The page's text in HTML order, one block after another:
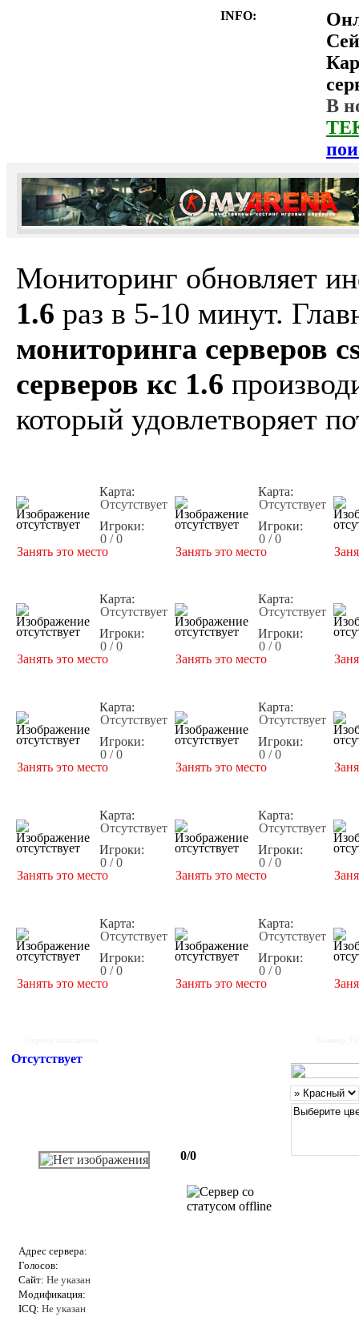
INFO:
В
Мониторинг обновляет
1.6 раз в 5-10 минут.
мониторинга серверов
серверов кс 1.6
который удовлетворяет
Карта:
Отсутствует
Игроки:
0 / 0
Занять это место
Карта:
Отсутствует
Игроки:
0 / 0
Занять это место
Карта:
Отсутствует
Игроки:
0 / 0
Занять это место
Карта:
Отсутствует
Игроки:
0 / 0
Занять это место
Карта:
Отсутствует
Игроки:
0 / 0
Занять это место
Карта:
Отсутствует
Игроки:
0 / 0
Занять это место
Карта:
Отсутствует
Игроки:
0 / 0
Занять это место
Карта:
Отсутствует
Игроки:
0 / 0
Занять это место
Карта:
Отсутствует
Игроки:
0 / 0
Занять это место
Карта:
Отсутствует
Игроки:
0 / 0
Занять это место
Отсутствует
0/0
Адрес сервера:
Голосов:
Сайт: Не указан
Модификация:
ICQ: Не указан